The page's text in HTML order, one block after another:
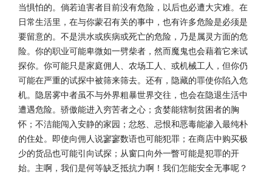
当惧怕的。倘若迫害者目前没有危险，以后也必遭大灾难。在
日常生活里，在与你蒙召有关的事中，也有许多危险是必须是
要留意的。不是洪水或疾病或死亡的危险，乃是属灵方面的危
险。你的职业可能卑微如一劈柴者，然而魔鬼也会藉着它来试
探你。你可能只是家庭佣人、农场工人、或机械工人，但你仍
可能在严重的试探中被筛来筛去。还有，隐藏的罪使你陷入危
机。隐居雾中者虽不与外界粗暴世界交往，也会在隐退生活中
遭遇危险。骄傲能进入穷苦者之心；贪婪能辖制贫困者的胸
怀；不洁能闯入安静的家园；忿怒、忌恨和恶毒能渗入最纯朴
的住处。即使向佣人说寥寥数语也可能犯罪；在商店中购买极
少的货品也可能引向试探；从窗口向外一瞥可能是犯罪的开
始。主啊，我们是何等缺乏抵抗力啊！我们怎能安全无事呢？